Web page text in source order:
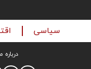
سیاسی
درباره